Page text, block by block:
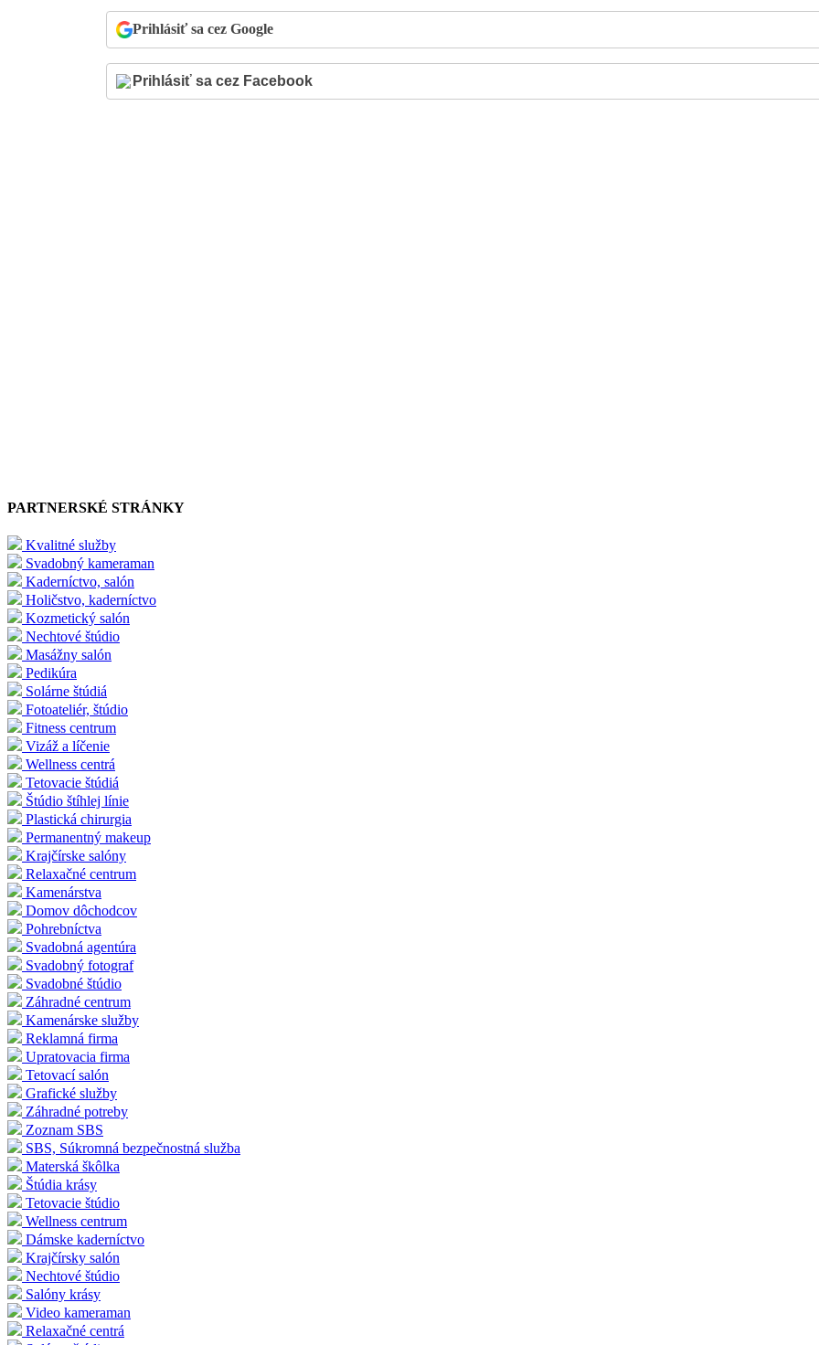
Prihlásiť sa cez Google
PARTNERSKÉ STRÁNKY
Kvalitné služby
Svadobný kameraman
Kaderníctvo, salón
Holičstvo, kaderníctvo
Kozmetický salón
Nechtové štúdio
Masážny salón
Pedikúra
Solárne štúdiá
Fotoateliér, štúdio
Fitness centrum
Vizáž a líčenie
Wellness centrá
Tetovacie štúdiá
Štúdio štíhlej línie
Plastická chirurgia
Permanentný makeup
Krajčírske salóny
Relaxačné centrum
Kamenárstva
Domov dôchodcov
Pohrebníctva
Svadobná agentúra
Svadobný fotograf
Svadobné štúdio
Záhradné centrum
Kamenárske služby
Reklamná firma
Upratovacia firma
Tetovací salón
Grafické služby
Záhradné potreby
Zoznam SBS
SBS, Súkromná bezpečnostná služba
Materská škôlka
Štúdia krásy
Tetovacie štúdio
Wellness centrum
Dámske kaderníctvo
Krajčírsky salón
Nechtové štúdio
Salóny krásy
Video kameraman
Relaxačné centrá